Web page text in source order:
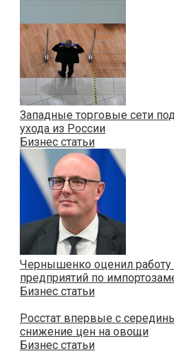
Западные торговые сети
ухода из России
Бизнес статьи
Чернышенко оценил работу
предприятий по
Бизнес статьи
Росстат впервые с
снижение цен на овощи
Бизнес статьи